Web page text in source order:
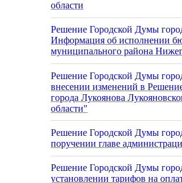
области
Решение Городской Думы
Информация об исполнении
муниципального района
Решение Городской Думы
внесении изменений в
города Лукоянова
области"
Решение Городской Думы
поручении главе
Решение Городской Думы
установлении тарифов на